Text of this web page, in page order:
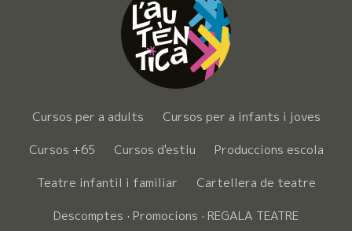
Cursos per a adults
Cursos per a infants i joves
Cursos +65
Cursos d'estiu
Produccions escola
Teatre infantil i familiar
Cartellera de teatre
Descomptes · Promocions · REGALA TEATRE